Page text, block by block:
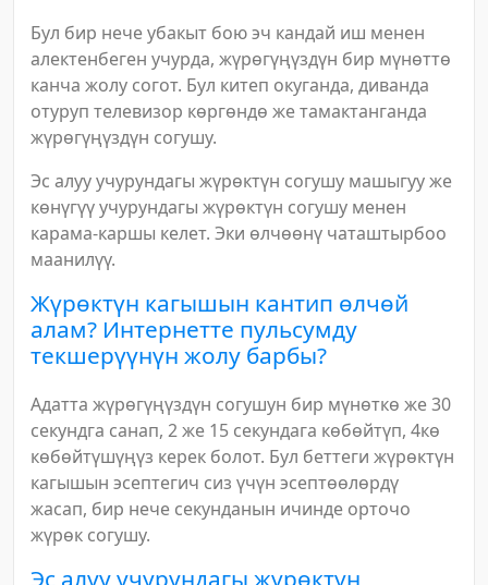
Бул бир нече убакыт бою эч кандай иш менен
алектенбеген учурда, жүрөгүңүздүн бир мүнөттө
канча жолу согот. Бул китеп окуганда, диванда
отуруп телевизор көргөндө же тамактанганда
жүрөгүңүздүн согушу.
Эс алуу учурундагы жүрөктүн согушу машыгуу же
көнүгүү учурундагы жүрөктүн согушу менен
карама-каршы келет. Эки өлчөөнү чаташтырбоо
маанилүү.
Жүрөктүн кагышын кантип өлчөй
алам? Интернетте пульсумду
текшерүүнүн жолу барбы?
Адатта жүрөгүңүздүн согушун бир мүнөткө же 30
секундга санап, 2 же 15 секундага көбөйтүп, 4кө
көбөйтүшүңүз керек болот. Бул беттеги жүрөктүн
кагышын эсептегич сиз үчүн эсептөөлөрдү
жасап, бир нече секунданын ичинде орточо
жүрөк согушу.
Эс алуу учурундагы жүрөктүн